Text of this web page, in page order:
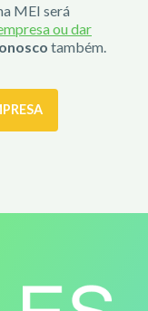
MEI será
ou dar
também.